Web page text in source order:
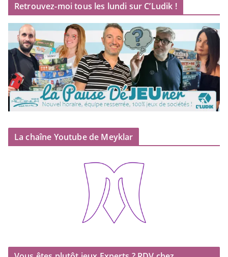
Retrouvez-moi tous les lundi sur C’Ludik !
La chaîne Youtube de Meyklar